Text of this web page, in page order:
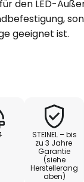
den LED-
geeignet ist.
Das
ideale
verbautSTEINEL – bis
zu 3 Jahre
Garantie
(siehe
Herstellerang
aben)